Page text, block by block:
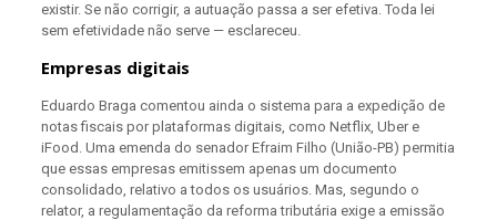
existir. Se não corrigir, a autuação passa a ser efetiva. Toda lei
sem efetividade não serve — esclareceu.
Empresas digitais
Eduardo Braga comentou ainda o sistema para a expedição de
notas fiscais por plataformas digitais, como Netflix, Uber e
iFood. Uma emenda do senador Efraim Filho (União-PB) permitia
que essas empresas emitissem apenas um documento
consolidado, relativo a todos os usuários. Mas, segundo o
relator, a regulamentação da reforma tributária exige a emissão